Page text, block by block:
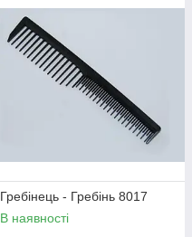
Гребінець - Гребінь 8017
В наявності